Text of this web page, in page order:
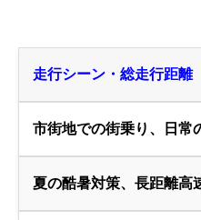
走行シーン・総走行距離
市街地での街乗り、日常
夏の酷暑対策、長距離高